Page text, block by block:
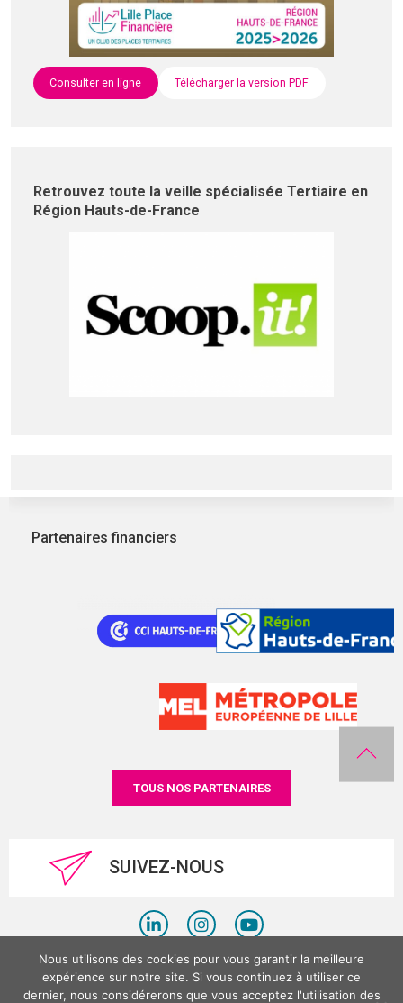
Consulter en ligne Télécharger la version PDF
Retrouvez toute la veille spécialisée Tertiaire en
Région Hauts-de-France
Partenaires financiers
TOUS NOS PARTENAIRES
SUIVEZ-NOUS
Politique de confidentialité
Mentions légales
Nous utilisons des cookies pour vous garantir la meilleure
expérience sur notre site. Si vous continuez à utiliser ce
dernier, nous considérerons que vous acceptez l'utilisation des